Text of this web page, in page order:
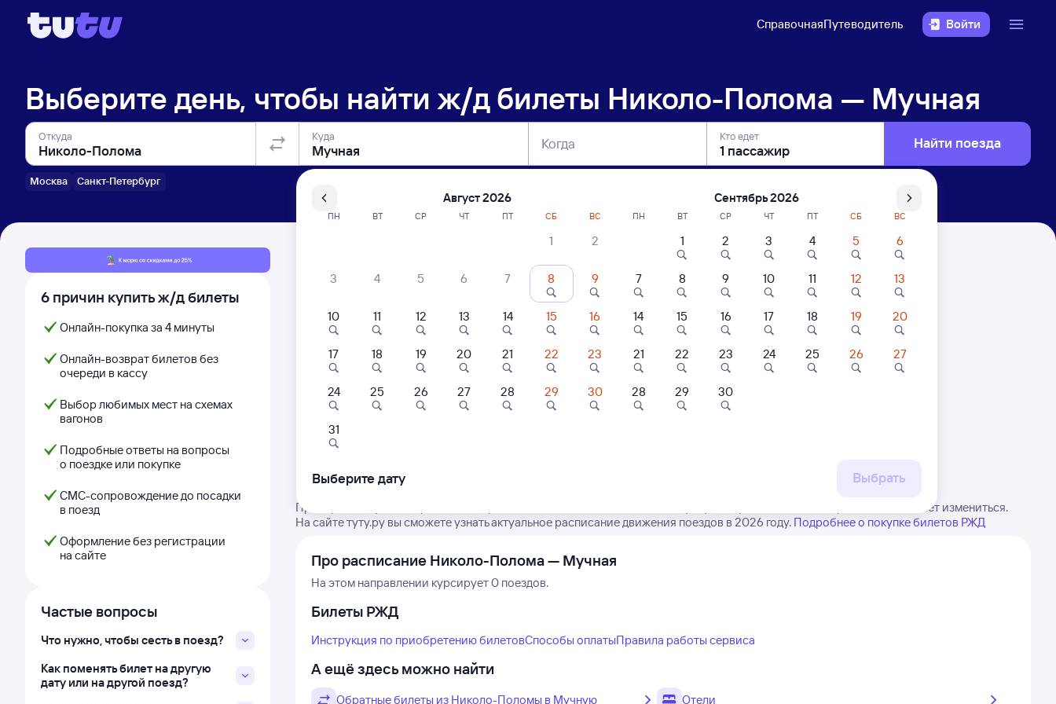
СправочнаяПутеводитель Войти
Выберите день, чтобы найти ж/д билеты Николо-Полома — Мучная
Откуда
Москва Санкт-Петербург
Куда Когда Кто едет Найти поезда
6 причин купить ж/д билеты
Онлайн-покупка за 4 минуты
Онлайн-возврат билетов без
очереди в кассу
Выбор любимых мест на схемах
вагонов
Подробные ответы на вопросы
о поездке или покупке
СМС-сопровождение до посадки
в поезд
Оформление без регистрации
на сайте
Частые вопросы
Что нужно, чтобы сесть в поезд?
Как поменять билет на другую
дату или на другой поезд?
Расписание поездов Николо-Полома — Мучная
Нет рейсов по этому маршруту
Проверьте актуальное расписание рейсов РЖД из Николо-Поломы в Мучную. Обратите внимание, расписание может измениться.
На сайте туту.ру вы сможете узнать актуальное расписание движения поездов в 2026 году. Подробнее о покупке билетов РЖД
Про расписание Николо-Полома — Мучная
На этом направлении курсирует 0 поездов.
Билеты РЖД
Инструкция по приобретению билетовСпособы оплатыПравила работы сервиса
А ещё здесь можно найти
Обратные билеты из Николо-Поломы в Мучную Отели
Август 2026
ПН ВТ СР ЧТ ПТ СБ ВС
1 2
3 4 5 6 7 8 9
10 11 12 13 14 15 16
17 18 19 20 21 22 23
24 25 26 27 28 29 30
31
Сентябрь 2026
ПН ВТ СР ЧТ ПТ СБ ВС
1 2 3 4 5 6
7 8 9 10 11 12 13
14 15 16 17 18 19 20
21 22 23 24 25 26 27
28 29 30
Выберите дату Выбрать